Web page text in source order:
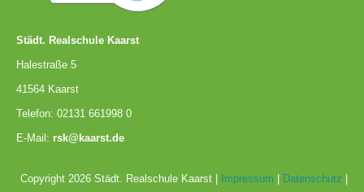
Städt. Realschule Kaarst
Halestraße 5
41564 Kaarst
Telefon: 02131 661998 0
E-Mail: rsk@kaarst.de
Copyright 2026 Städt. Realschule Kaarst | Impressum Datenschutz